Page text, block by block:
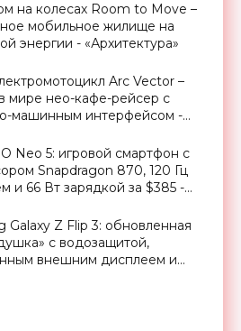
на колесах Room to Move –
мобильное жилище на
энергии - «Архитектура»
Arc Vector –
мире нео-кафе-рейсер с
машинным интерфейсом -
Neo 5: игровой смартфон с
Snapdragon 870, 120 Гц
и 66 Вт зарядкой за $385 -
Galaxy Z Flip 3: обновленная
с водозащитой,
внешним дисплеем и